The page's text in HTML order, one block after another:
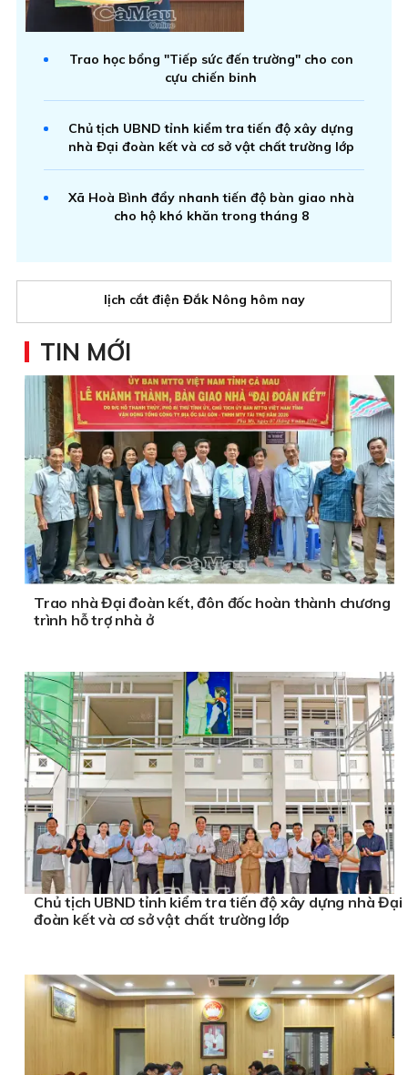
Trao học bổng "Tiếp sức đến trường" cho con
cựu chiến binh
Chủ tịch UBND tỉnh kiểm tra tiến độ xây dựng
nhà Đại đoàn kết và cơ sở vật chất trường lớp
Xã Hoà Bình đẩy nhanh tiến độ bàn giao nhà
cho hộ khó khăn trong tháng 8
lịch cắt điện Đắk Nông hôm nay
TIN MỚI
Trao nhà Đại đoàn kết, đôn đốc hoàn thành chương
trình hỗ trợ nhà ở
Chủ tịch UBND tỉnh kiểm tra tiến độ xây dựng nhà Đại
đoàn kết và cơ sở vật chất trường lớp